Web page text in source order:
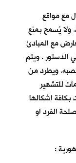
مع مواقع
ولا يُسمح بمنع
مع المبادئ
الدستور . ويتم
ويطرد من
للتشهير
بكافة اشكالها
الفرد او
: